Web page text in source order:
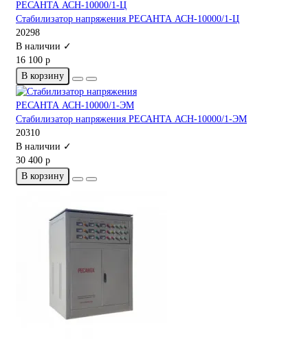
Стабилизатор напряжения РЕСАНТА АСН-10000/1-Ц
20298
В наличии ✓
16 100 р
В корзину
Стабилизатор напряжения РЕСАНТА АСН-10000/1-ЭМ
20310
В наличии ✓
30 400 р
В корзину